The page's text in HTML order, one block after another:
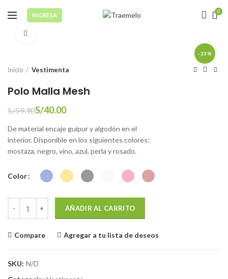
INGRESA
0
-33%
Inicio Vestimenta
Polo Malla Mesh
S/59.90S/40.00
De material encaje guipur y algodón en el
interior. Disponible en los siguientes colores:
mostaza, negro, vino, azul, perla y rosado.
Color
AÑADIR AL CARRITO
Compare Agregar a tu lista de deseos
SKU: N/D